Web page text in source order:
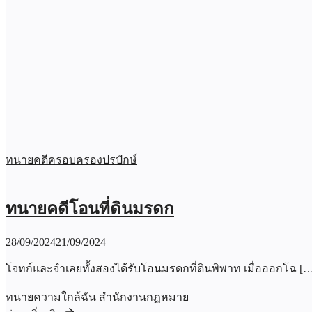
ทนายคดีครอบครองปรปักษ์
ทนายคดีโอนที่ดินมรดก
28/09/202421/09/2024
โจทก์และจำเลยทั้งสองได้รับโอนมรดกที่ดินพิพาท เมื่อออกโฉ
ทนายความใกล้ฉัน สำนักงานกฏหมาย